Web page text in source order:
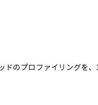
のプロファイリングを、